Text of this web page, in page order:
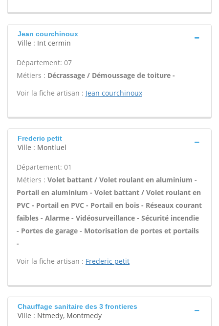
Jean courchinoux
Ville : Int cermin
Département: 07
Métiers : Décrassage / Démoussage de toiture -
Voir la fiche artisan : Jean courchinoux
Frederic petit
Ville : Montluel
Département: 01
Métiers : Volet battant / Volet roulant en aluminium -
Portail en aluminium - Volet battant / Volet roulant en
PVC - Portail en PVC - Portail en bois - Réseaux courant
faibles - Alarme - Vidéosurveillance - Sécurité incendie
- Portes de garage - Motorisation de portes et portails
-
Voir la fiche artisan : Frederic petit
Chauffage sanitaire des 3 frontieres
Ville : Ntmedy, Montmedy